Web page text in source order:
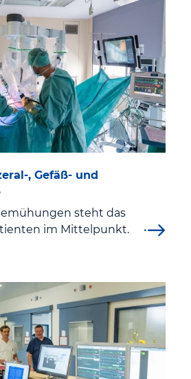
Pneumologie,
Care (IMC), Angiologie
und Endoskopie
Onkologie und Palliativmedizin
Radiologie
und Sporttraumatologie
, Gefäß- und
steht das
im Mittelpunkt.